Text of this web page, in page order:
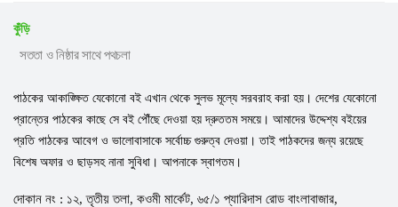
কুঁড়ি
সততা ও নিষ্ঠার সাথে পথচলা
পাঠকের আকাঙ্ক্ষিত যেকোনো বই এখান থেকে সুলভ মূল্যে সরবরাহ করা হয়। দেশের যেকোনো
প্রান্তের পাঠকের কাছে সে বই পৌঁছে দেওয়া হয় দ্রুততম সময়ে। আমাদের উদ্দেশ্য বইয়ের
প্রতি পাঠকের আবেগ ও ভালোবাসাকে সর্বোচ্চ গুরুত্ব দেওয়া। তাই পাঠকদের জন্য রয়েছে
বিশেষ অফার ও ছাড়সহ নানা সুবিধা। আপনাকে স্বাগতম।
দোকান নং : ১২, তৃতীয় তলা, কওমী মার্কেট, ৬৫/১ প্যারিদাস রোড বাংলাবাজার,